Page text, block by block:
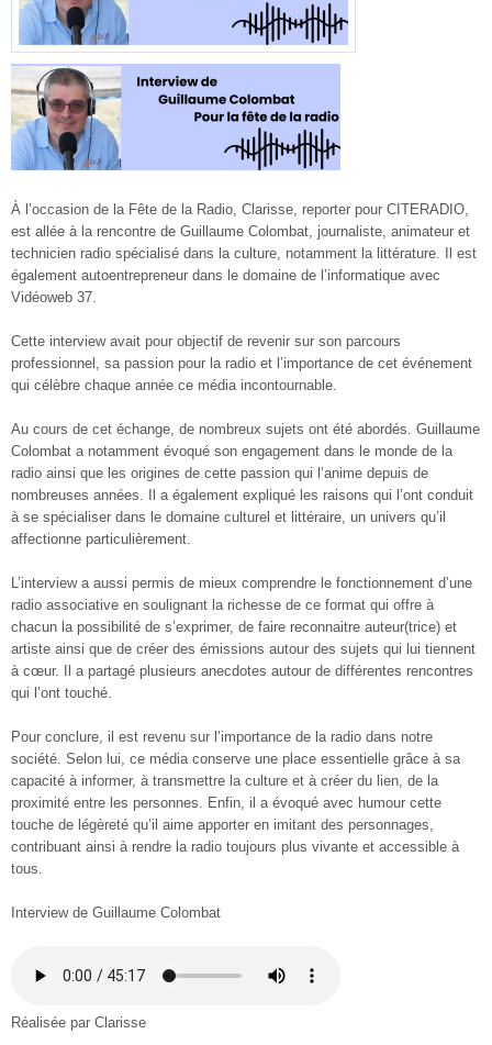
À l’occasion de la Fête de la Radio, Clarisse, reporter pour CITERADIO,
est allée à la rencontre de Guillaume Colombat, journaliste, animateur et
technicien radio spécialisé dans la culture, notamment la littérature. Il est
également autoentrepreneur dans le domaine de l’informatique avec
Vidéoweb 37.
Cette interview avait pour objectif de revenir sur son parcours
professionnel, sa passion pour la radio et l’importance de cet événement
qui célèbre chaque année ce média incontournable.
Au cours de cet échange, de nombreux sujets ont été abordés. Guillaume
Colombat a notamment évoqué son engagement dans le monde de la
radio ainsi que les origines de cette passion qui l’anime depuis de
nombreuses années. Il a également expliqué les raisons qui l’ont conduit
à se spécialiser dans le domaine culturel et littéraire, un univers qu’il
affectionne particulièrement.
L’interview a aussi permis de mieux comprendre le fonctionnement d’une
radio associative en soulignant la richesse de ce format qui offre à
chacun la possibilité de s’exprimer, de faire reconnaitre auteur(trice) et
artiste ainsi que de créer des émissions autour des sujets qui lui tiennent
à cœur. Il a partagé plusieurs anecdotes autour de différentes rencontres
qui l’ont touché.
Pour conclure, il est revenu sur l’importance de la radio dans notre
société. Selon lui, ce média conserve une place essentielle grâce à sa
capacité à informer, à transmettre la culture et à créer du lien, de la
proximité entre les personnes. Enfin, il a évoqué avec humour cette
touche de légèreté qu’il aime apporter en imitant des personnages,
contribuant ainsi à rendre la radio toujours plus vivante et accessible à
tous.
Interview de Guillaume Colombat
Réalisée par Clarisse